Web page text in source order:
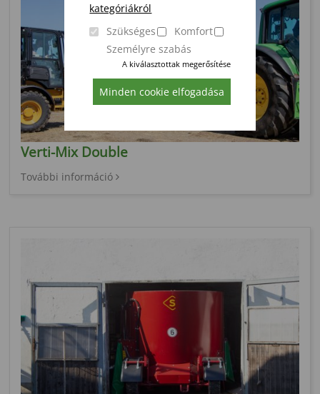
kategóriákról
Szükséges
Komfort
Személyre szabás
A kiválasztottak megerősítése
Minden cookie elfogadása
Verti-Mix Double
További információ